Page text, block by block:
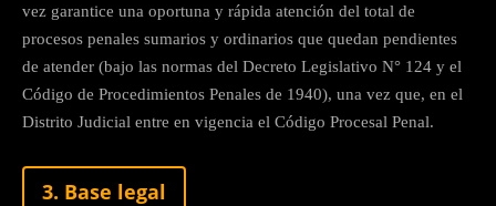
vez garantice una oportuna y rápida atención del total de
procesos penales sumarios y ordinarios que quedan pendientes
de atender (bajo las normas del Decreto Legislativo N° 124 y el
Código de Procedimientos Penales de 1940), una vez que, en el
Distrito Judicial entre en vigencia el Código Procesal Penal.
3. Base legal